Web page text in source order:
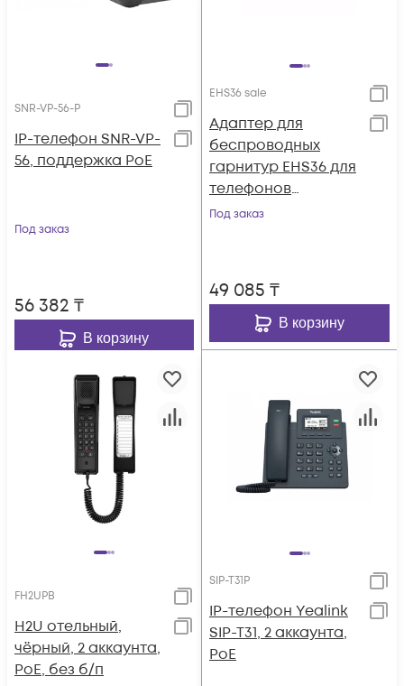
SNR-VP-56-P
IP-телефон SNR-VP-
56, поддержка PoE
Под заказ
56 382 ₸
В корзину
EHS36 sale
Адаптер для
беспроводных
гарнитур EHS36 для
телефонов
T4S/T40G(P)/T29G/T2
Под заказ
49 085 ₸
В корзину
FH2UPB
H2U отельный,
чёрный, 2 аккаунта,
PoE, без б/п
SIP-T31P
IP-телефон Yealink
SIP-T31, 2 аккаунта,
PoE